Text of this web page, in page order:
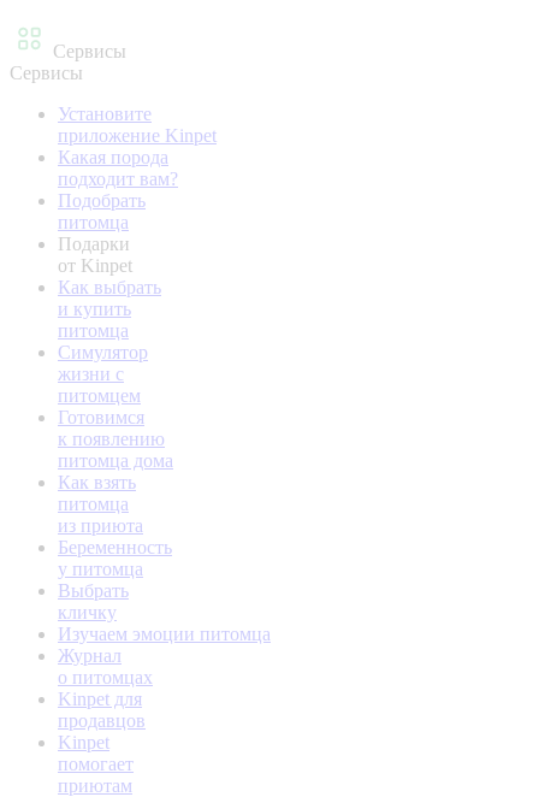
Сервисы
Сервисы
Установите
приложение Kinpet
Какая порода
подходит вам?
Подобрать
питомца
Подарки
от Kinpet
Как выбрать
и купить
питомца
Симулятор
жизни с
питомцем
Готовимся
к появлению
питомца дома
Как взять
питомца
из приюта
Беременность
у питомца
Выбрать
кличку
Изучаем эмоции питомца
Журнал
о питомцах
Kinpet для
продавцов
Kinpet
помогает
приютам